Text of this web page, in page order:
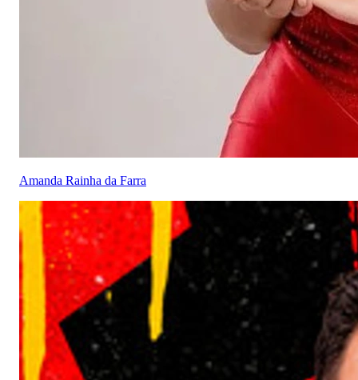
Amanda Rainha da Farra